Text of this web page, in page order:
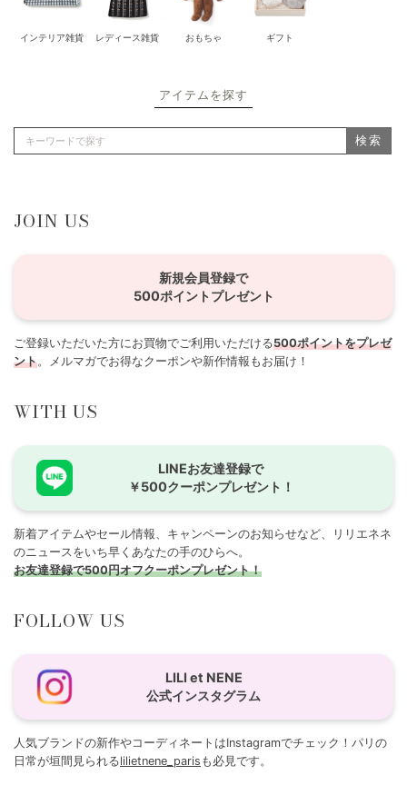
インテリア雑貨 レディース雑貨 おもちゃ ギフト
アイテムを探す
検索
JOIN US
新規会員登録で
500ポイントプレゼント
ご登録いただいた方にお買物でご利用いただける500ポイントをプレゼ
ント。メルマガでお得なクーポンや新作情報もお届け！
WITH US
LINEお友達登録で
￥500クーポンプレゼント！
新着アイテムやセール情報、キャンペーンのお知らせなど、リリエネネ
のニュースをいち早くあなたの手のひらへ。
お友達登録で500円オフクーポンプレゼント！
FOLLOW US
LILI et NENE
公式インスタグラム
人気ブランドの新作やコーディネートはInstagramでチェック！パリの
日常が垣間見られるlilietnene_paris も必見です。